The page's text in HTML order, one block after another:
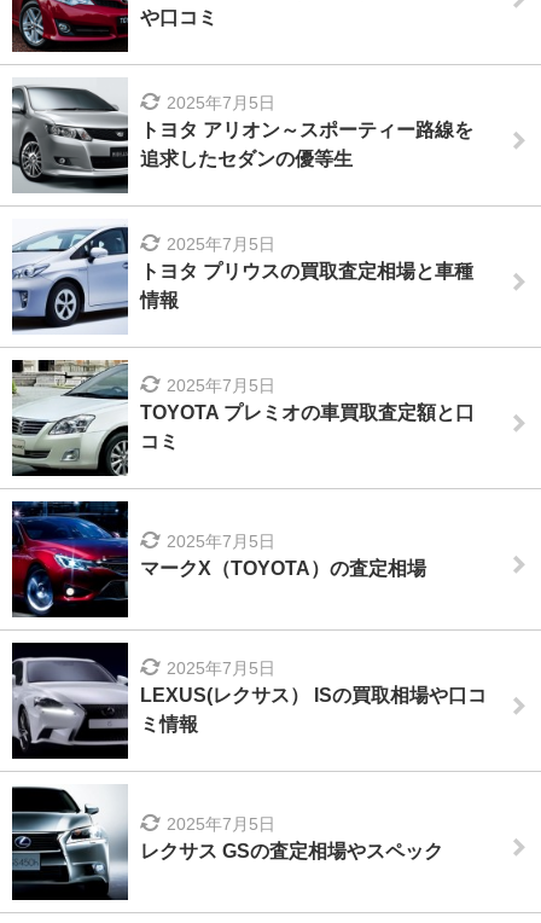
や口コミ
2025年7月5日
トヨタ アリオン～スポーティー路線を
追求したセダンの優等生
2025年7月5日
トヨタ プリウスの買取査定相場と車種
情報
2025年7月5日
TOYOTA プレミオの車買取査定額と口
コミ
2025年7月5日
マークX（TOYOTA）の査定相場
2025年7月5日
LEXUS(レクサス） ISの買取相場や口コ
ミ情報
2025年7月5日
レクサス GSの査定相場やスペック